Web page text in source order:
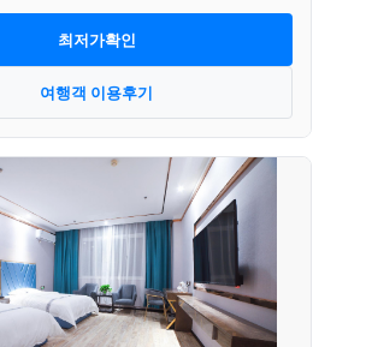
최저가확인
여행객 이용후기